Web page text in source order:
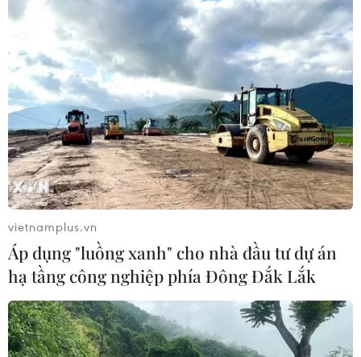
07/08/2026 13:17
Cắt giảm, đơn giản hóa thủ tục hành
chính dựa trên dữ liệu phải đảm bảo
thực chất
07/08/2026 13:12
Xem thêm
CƠ QUAN CHỦ QUẢN: THÔNG TẤN XÃ VIỆT NAM
vietnamplus.vn
Áp dụng "luồng xanh" cho nhà đầu tư dự án
hạ tầng công nghiệp phía Đông Đắk Lắk